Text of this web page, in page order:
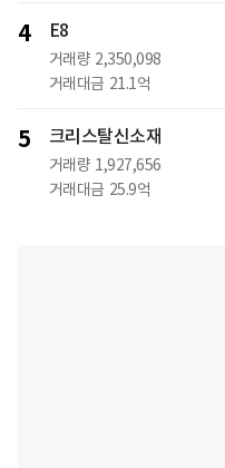
4 E8
거래량 2,350,098
거래대금 21.1억
5 크리스탈신소재
거래량 1,927,656
거래대금 25.9억